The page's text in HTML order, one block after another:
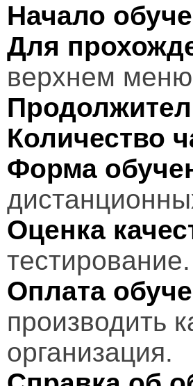
Начало
Для
верхнем меню
Количество
Форма
Оценка
тестирование.
Оплата
производить
организация.